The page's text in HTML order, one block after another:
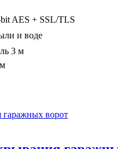
AES + SSL/TLS
и воде
3 м